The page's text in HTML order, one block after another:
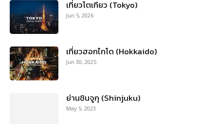
เที่ยวโตเกียว (Tokyo)
Jun 5, 2026
เที่ยวฮอกไกโด (Hokkaido)
Jun 30, 2025
ย่านชินจูกุ (Shinjuku)
May 5, 2023